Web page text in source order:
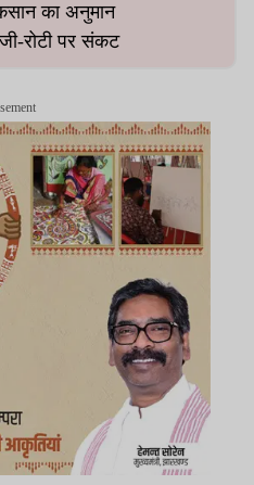
का अनुमान
रोटी पर संकट